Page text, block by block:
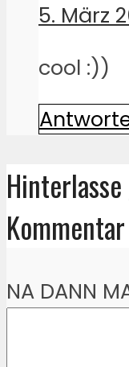
5. März
cool :))
Kommentar
NA DANN